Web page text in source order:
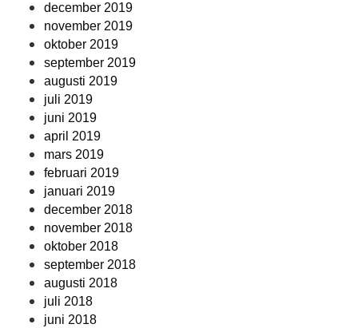
december 2019
november 2019
oktober 2019
september 2019
augusti 2019
juli 2019
juni 2019
april 2019
mars 2019
februari 2019
januari 2019
december 2018
november 2018
oktober 2018
september 2018
augusti 2018
juli 2018
juni 2018